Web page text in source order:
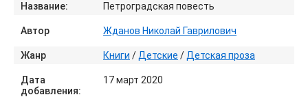
Название: Петроградская повесть
Автор Жданов Николай Гаврилович
Жанр Книги / Детские / Детская проза
Дата
добавления:
17 март 2020